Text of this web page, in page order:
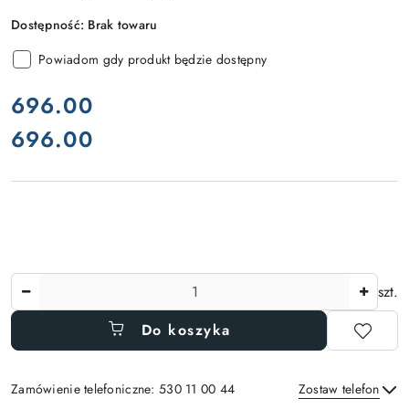
Dostępność: Brak towaru
Powiadom gdy produkt będzie dostępny
cena:
696.00
Cena:
696.00
szt.
Do koszyka
Zamówienie telefoniczne: 530 11 00 44 Zostaw telefon